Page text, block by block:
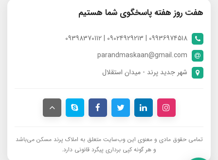
هفت روز هفته پاسخگوی شما هستیم
09936974518 | 09024929213 | 09398370112
parandmaskaan@gmail.com
شهر جدید پرند - میدان استقلال
تمامی حقوق مادی و معنوی این وب‌سایت متعلق به املاک پرند مسکن می‌باشد
و هر گونه کپی برداری پیگرد قانونی دارد.